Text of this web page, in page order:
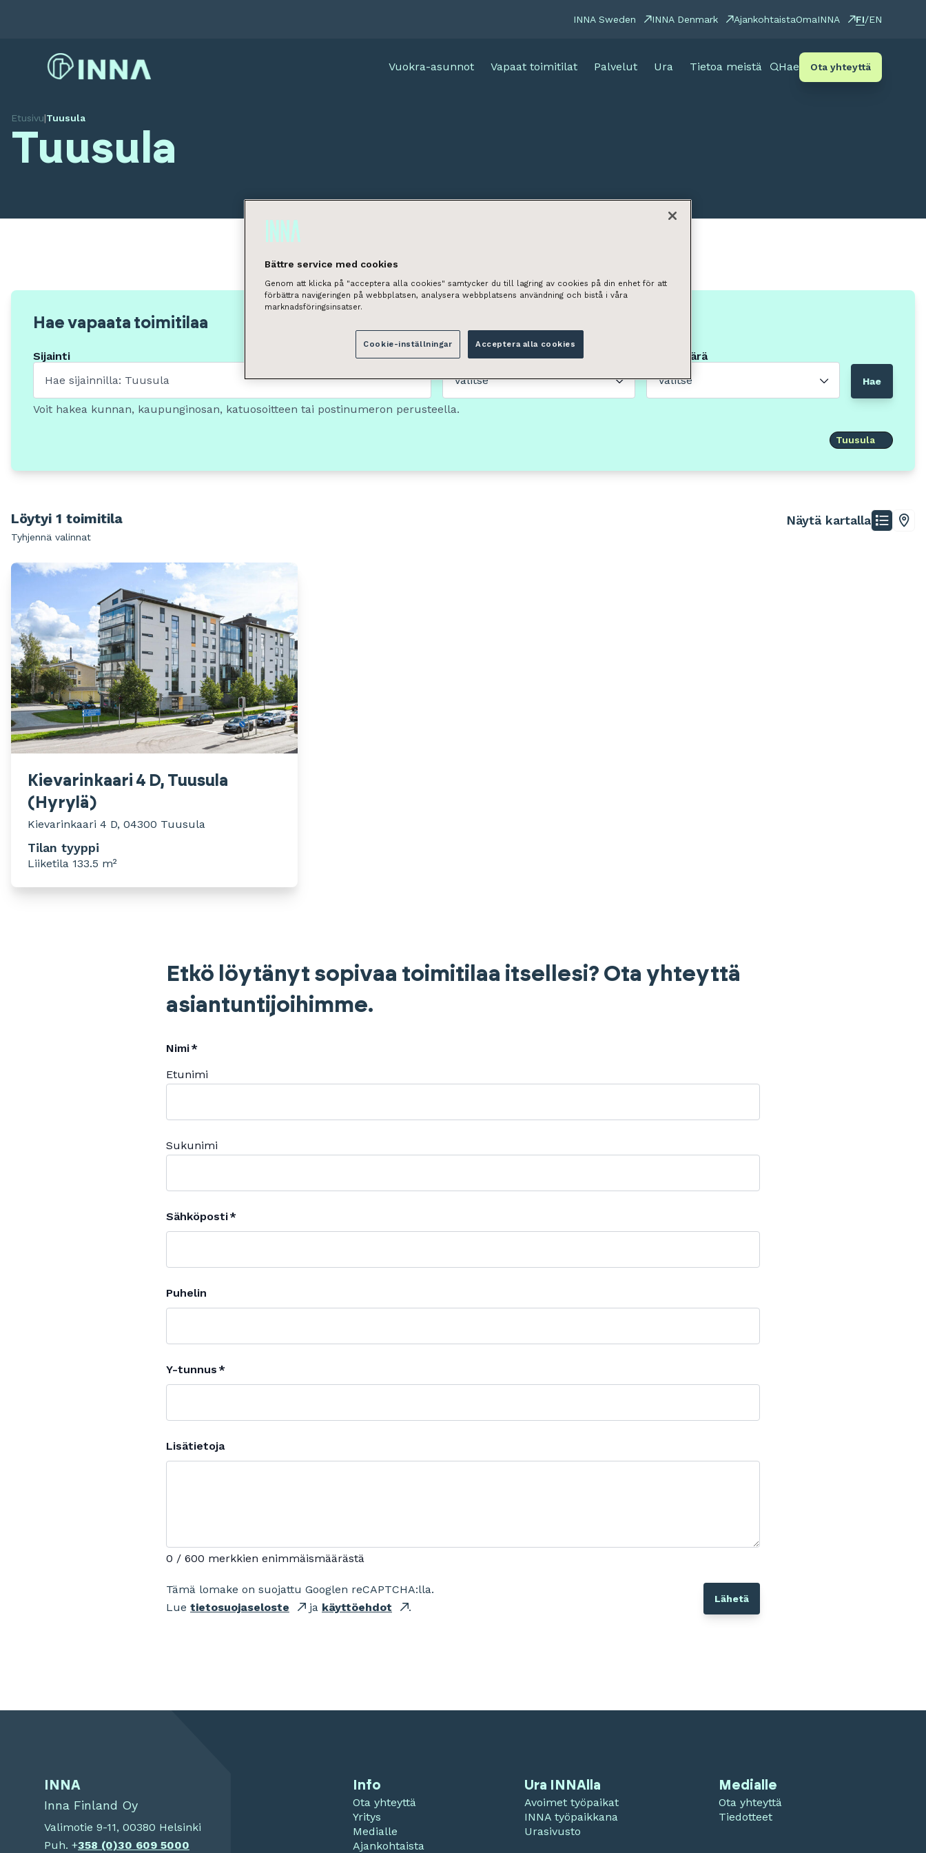
INNA Sweden INNA Denmark AjankohtaistaOmaINNA FI/EN
Vuokra-asunnot Vapaat toimitilat Palvelut Ura Tietoa meistä Hae Ota yhteyttä
Etusivu|Tuusula
Tuusula
Hae vapaata toimitilaa
Sijainti
Tilan tyyppi
Valitse
Neliömäärä
Valitse
Hae
Voit hakea kunnan, kaupunginosan, katuosoitteen tai postinumeron perusteella.
Tuusula
Löytyi 1 toimitila
Tyhjennä valinnat
Näytä kartalla
Kievarinkaari 4 D, Tuusula
(Hyrylä)
Kievarinkaari 4 D, 04300 Tuusula
Tilan tyyppi
Liiketila 133.5 m²
Etkö löytänyt sopivaa toimitilaa itsellesi? Ota yhteyttä
asiantuntijoihimme.
Nimi
Etunimi
Sukunimi
Sähköposti
Puhelin
Y-tunnus
Lisätietoja
0 / 600 merkkien enimmäismäärästä
Tämä lomake on suojattu Googlen reCAPTCHA:lla.
Lue tietosuojaseloste ja käyttöehdot .
INNA
Inna Finland Oy
Valimotie 9-11, 00380 Helsinki
Puh. +358 (0)30 609 5000
Info
Ota yhteyttä
Yritys
Medialle
Ajankohtaista
Ura INNAlla
Avoimet työpaikat
INNA työpaikkana
Urasivusto
Medialle
Ota yhteyttä
Tiedotteet
Bättre service med cookies
Genom att klicka på "acceptera alla cookies" samtycker du till lagring av cookies på din enhet för att
förbättra navigeringen på webbplatsen, analysera webbplatsens användning och bistå i våra
marknadsföringsinsatser.
Cookie-inställningar Acceptera alla cookies